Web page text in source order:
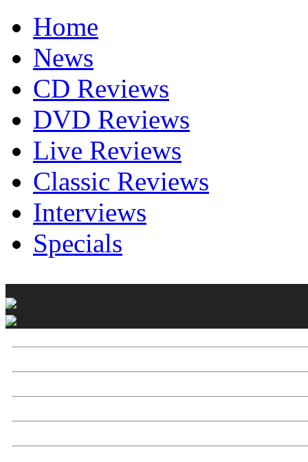
Home
News
CD Reviews
DVD Reviews
Live Reviews
Classic Reviews
Interviews
Specials